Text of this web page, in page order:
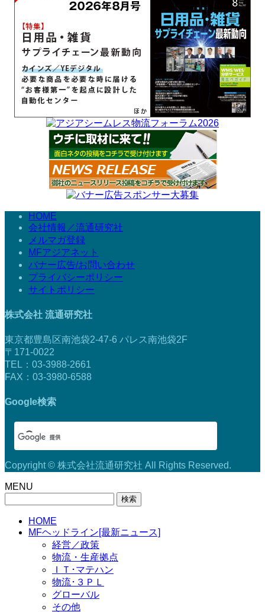
HOME
会社情報／流通研究社
メルマガ登録
MFアジアネット
バナー広告/お問い合わせ
プライバシーポリシー
サイトポリシー
株式会社 流通研究社
東京都豊島区南池袋2-47-6 パレス南池袋2F
〒171-0022
TEL：03-3988-2661
FAX：03-3980-6588
Google検索
Copyright © 株式会社流通研究社 All Rights Reserved.
MENU
HOME
MFヘッドライン[最新ニュース]
経営／政策
物流・生産拠点
ＩＴ･マテハン
物流･３ＰＬ
グローバル
その他